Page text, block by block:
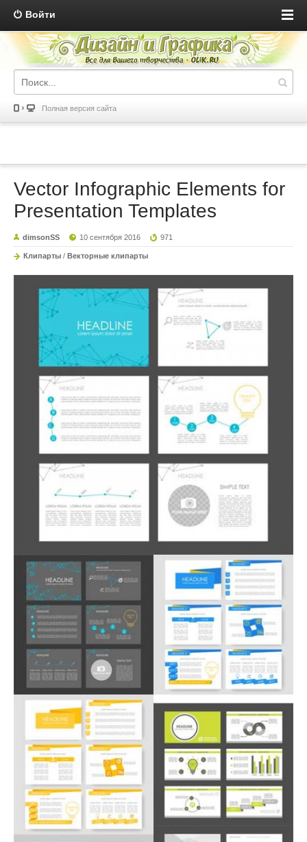
Войти
Полная версия сайта
Vector Infographic Elements for
Presentation Templates
dimsonSS 10 сентября 2016 971
Клипарты / Векторные клипарты